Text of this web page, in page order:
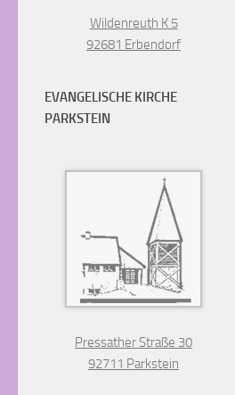
Wildenreuth K 5
92681 Erbendorf
EVANGELISCHE KIRCHE
PARKSTEIN
Pressather Straße 30
92711 Parkstein